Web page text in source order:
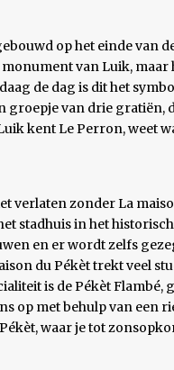
op het einde van
van Luik,
de dag is dit het
groepje van drie gratiën,
kent Le Perron, weet
verlaten zonder La
stadhuis in het
en er wordt zelfs
du Pékèt trekt veel
is de Pékèt Flambé,
op met behulp van een
waar je tot